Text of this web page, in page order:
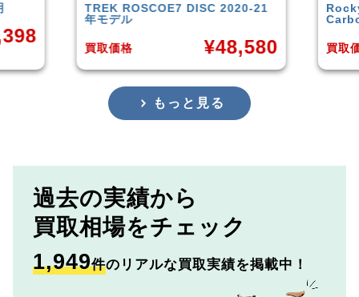
21 Rocky Mountain Element
Carbon30 2022年モデル
買取価格 ¥144,000
年頃
買取
もっと見る
過去の実績から
買取相場をチェック
1,949件のリアルな買取実績を掲載中！